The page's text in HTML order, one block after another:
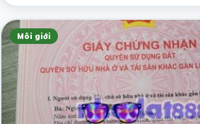
Môi giới